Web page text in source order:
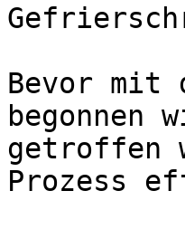
Bevor mit
getroffen
Prozess